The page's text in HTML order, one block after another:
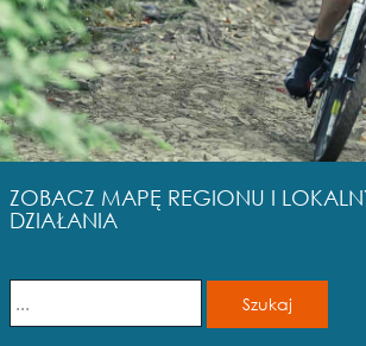
ZOBACZ MAPĘ REGIONU I
DZIAŁANIA